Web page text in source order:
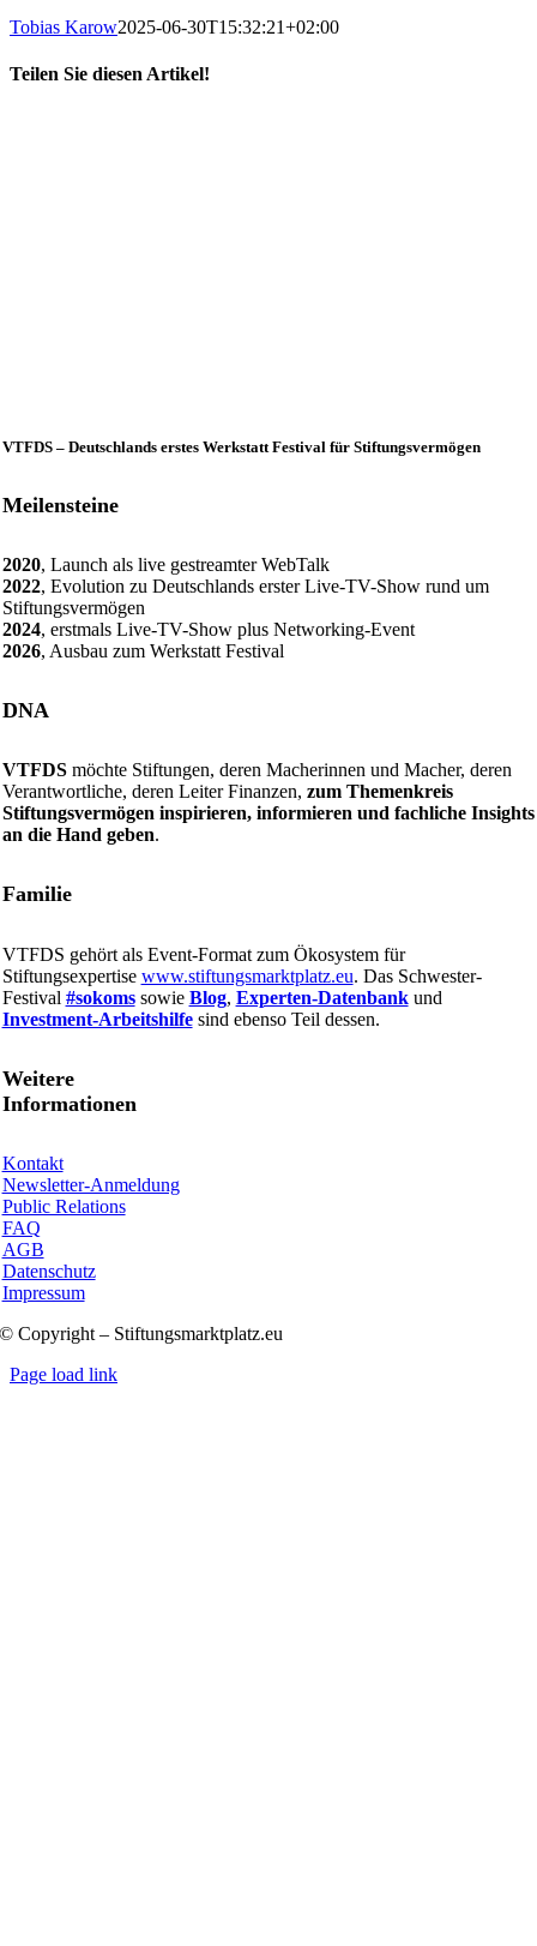
Tobias Karow2025-06-30T15:32:21+02:00
Teilen Sie diesen Artikel!
VTFDS – Deutschlands erstes Werkstatt Festival für Stiftungsvermögen
Meilensteine
2020, Launch als live gestreamter WebTalk
2022, Evolution zu Deutschlands erster Live-TV-Show rund um
Stiftungsvermögen
2024, erstmals Live-TV-Show plus Networking-Event
2026, Ausbau zum Werkstatt Festival
DNA
VTFDS möchte Stiftungen, deren Macherinnen und Macher, deren
Verantwortliche, deren Leiter Finanzen, zum Themenkreis
Stiftungsvermögen inspirieren, informieren und fachliche Insights
an die Hand geben.
Familie
VTFDS gehört als Event-Format zum Ökosystem für
Stiftungsexpertise www.stiftungsmarktplatz.eu. Das Schwester-
Festival #sokomssowie Blog, Experten-Datenbankund
Investment-Arbeitshilfesind ebenso Teil dessen.
Weitere
Informationen
Kontakt
Newsletter-Anmeldung
Public Relations
FAQ
AGB
Datenschutz
Impressum
© Copyright – Stiftungsmarktplatz.eu
Page load link